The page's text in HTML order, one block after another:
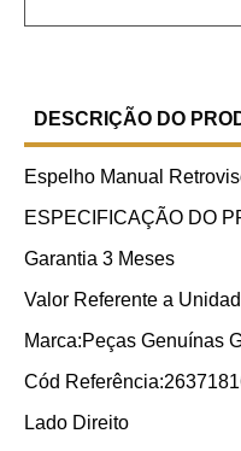
DESCRIÇÃO DO
Espelho Manual
ESPECIFICAÇÃO DO
Garantia 3 Meses
Valor Referente a
Marca:Peças Genuínas
Cód
Lado Direito